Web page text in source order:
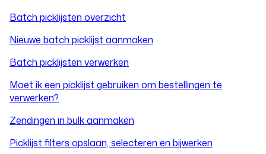
Batch picklijsten overzicht
Nieuwe batch picklijst aanmaken
Batch picklijsten verwerken
Moet ik een picklijst gebruiken om bestellingen te
verwerken?
Zendingen in bulk aanmaken
Picklijst filters opslaan, selecteren en bijwerken